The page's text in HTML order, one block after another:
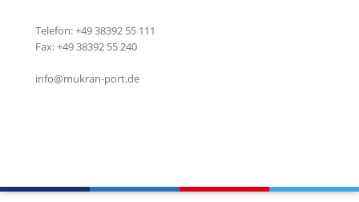
Telefon: +49 38392 55 111
Fax: +49 38392 55 240
info@mukran-port.de